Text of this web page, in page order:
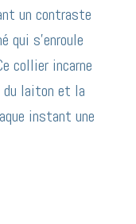
un contraste
qui s’enroule
collier incarne
du laiton et la
instant une